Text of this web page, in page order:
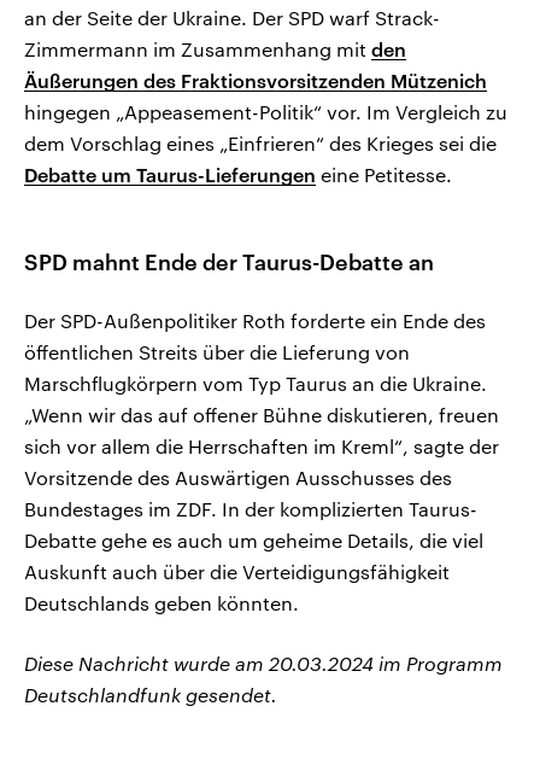
an der Seite der Ukraine. Der SPD warf Strack-
Zimmermann im Zusammenhang mit den
Äußerungen des Fraktionsvorsitzenden Mützenich
hingegen „Appeasement-Politik“ vor. Im Vergleich zu
dem Vorschlag eines „Einfrieren“ des Krieges sei die
Debatte um Taurus-Lieferungen eine Petitesse.
SPD mahnt Ende der Taurus-Debatte an
Der SPD-Außenpolitiker Roth forderte ein Ende des
öffentlichen Streits über die Lieferung von
Marschflugkörpern vom Typ Taurus an die Ukraine.
„Wenn wir das auf offener Bühne diskutieren, freuen
sich vor allem die Herrschaften im Kreml“, sagte der
Vorsitzende des Auswärtigen Ausschusses des
Bundestages im ZDF. In der komplizierten Taurus-
Debatte gehe es auch um geheime Details, die viel
Auskunft auch über die Verteidigungsfähigkeit
Deutschlands geben könnten.
Diese Nachricht wurde am 20.03.2024 im Programm
Deutschlandfunk gesendet.